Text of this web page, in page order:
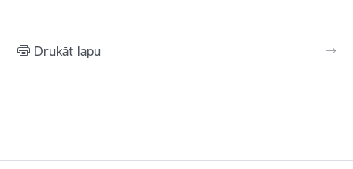
Drukāt lapu